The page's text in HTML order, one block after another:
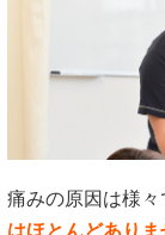
痛みの原因は様々
はほとんどありま